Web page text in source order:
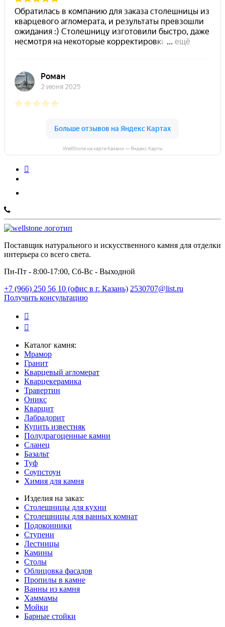
WellStone на карте Казани — Яндекс Карты
Поставщик натурального и искусственного камня для отделки
интерьера со всего света.
Пн-Пт - 8:00-17:00, Сб-Вс - Выходной
+7 (966) 250 56 10 (офис в г. Казань) 2530707@list.ru
Получить консультацию
Каталог камня:
Мрамор
Гранит
Кварцевый агломерат
Кварцекерамика
Травертин
Оникс
Кварцит
Лабрадорит
Купить известняк
Полудрагоценные камни
Сланец
Базальт
Туф
Соупстоун
Химия для камня
Изделия на заказ:
Столешницы для кухни
Столешницы для ванных комнат
Подоконники
Ступени
Лестницы
Камины
Столы
Облицовка фасадов
Пропилы в камне
Ванны из камня
Хаммамы
Мойки
Барные стойки